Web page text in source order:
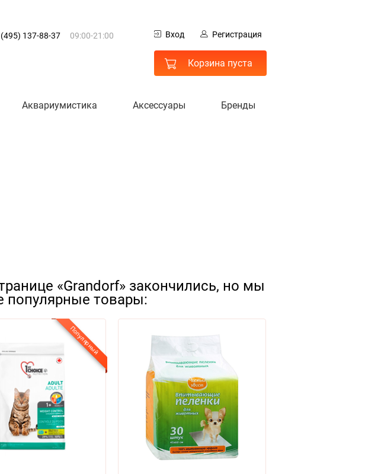
137-88-37 09:00-21:00 Вход Регистрация
Корзина пуста
Аквариумистика Аксессуары Бренды
«Grandorf» закончились, но мы
популярные товары:
Популярный
137-88-37
09:00-21:00
Корзина пуста